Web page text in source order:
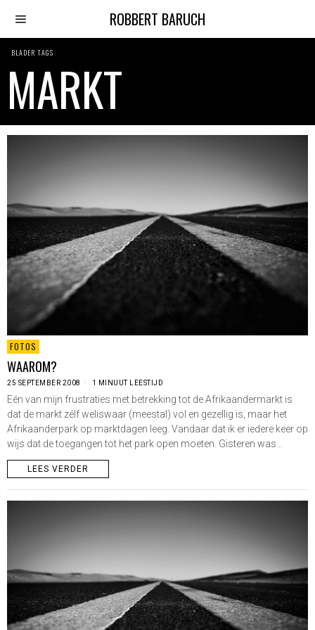
ROBBERT BARUCH
BLADER TAGS
MARKT
FOTOS
WAAROM?
25 SEPTEMBER 2008 1 MINUUT LEESTIJD
Eén van mijn frustraties met betrekking tot de Afrikaandermarkt is
dat de markt zélf weliswaar (meestal) vol en gezellig is, maar het
Afrikaanderpark op marktdagen leeg. Vandaar dat ik er iedere keer op
wijs dat de toegangen tot het park open moeten. Gisteren was…
LEES VERDER